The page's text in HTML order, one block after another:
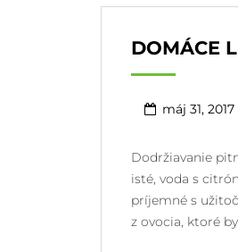
DOMÁCE
máj 31, 2017
Dodržiavanie
isté, voda s
príjemné s
z ovocia, ktoré